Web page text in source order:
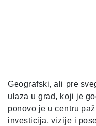
Geografski, ali pre
ulaza u grad, koji je
ponovo je u centru
investicija, vizije i